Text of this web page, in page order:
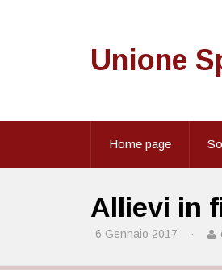
Unione
Home page
Allievi in
6 Gennaio 2017 ·